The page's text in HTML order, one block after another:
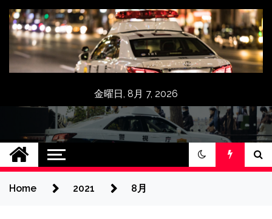
Skip
content
金曜日, 8月 7, 2026
京浜シャツター,三
和シャッター工業
点検無料クーポン券,インターネット限
定10％OFF,修理,メンテナンス,シャッタ
ー車庫,交換,入替,取付,新設,アフターサ
ービス
Home 2021 8月